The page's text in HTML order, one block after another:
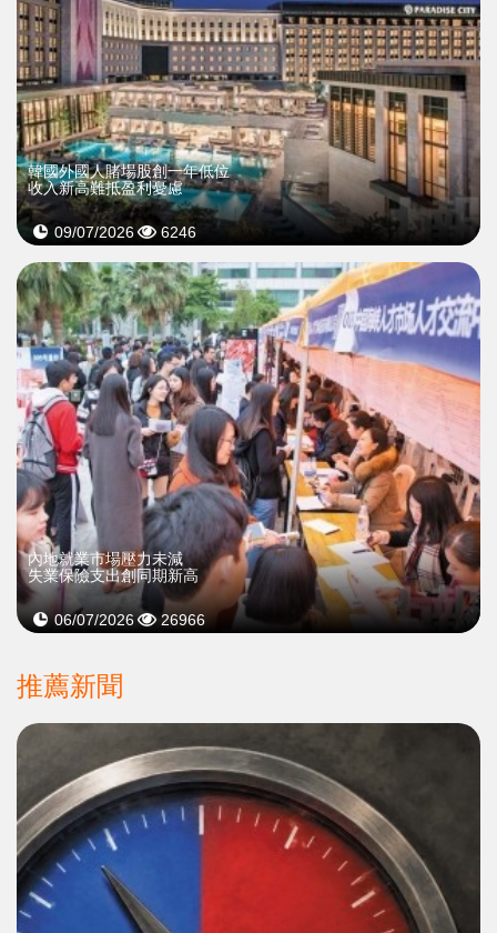
韓國外國人賭場股創一年低位
收入新高難抵盈利憂慮
09/07/2026 6246
內地就業市場壓力未減
失業保險支出創同期新高
06/07/2026 26966
推薦新聞